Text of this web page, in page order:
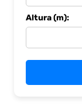
Altura (m):